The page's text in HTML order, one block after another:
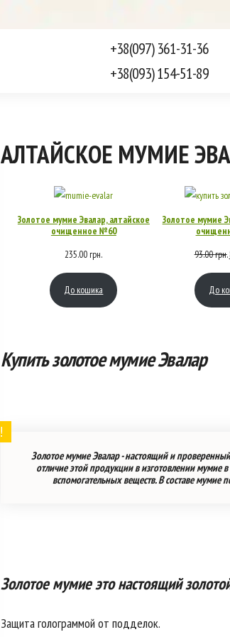
+38(097) 361-31-36
+38(093) 154-51-89
АЛТАЙСКОЕ МУМИЕ
Золотое мумие Эвалар, алтайское
очищенное №60
235.00 грн.
До кошика
Золотое мумие
93.00грн.
До
Купить золотое мумие Эвалар
Золотое мумие Эвалар - настоящий и
отличие этой продукции в изготовлении мумие
вспомогательных веществ. В составе мумие
Золотое мумие это настоящий
Защита голограммой от подделок.